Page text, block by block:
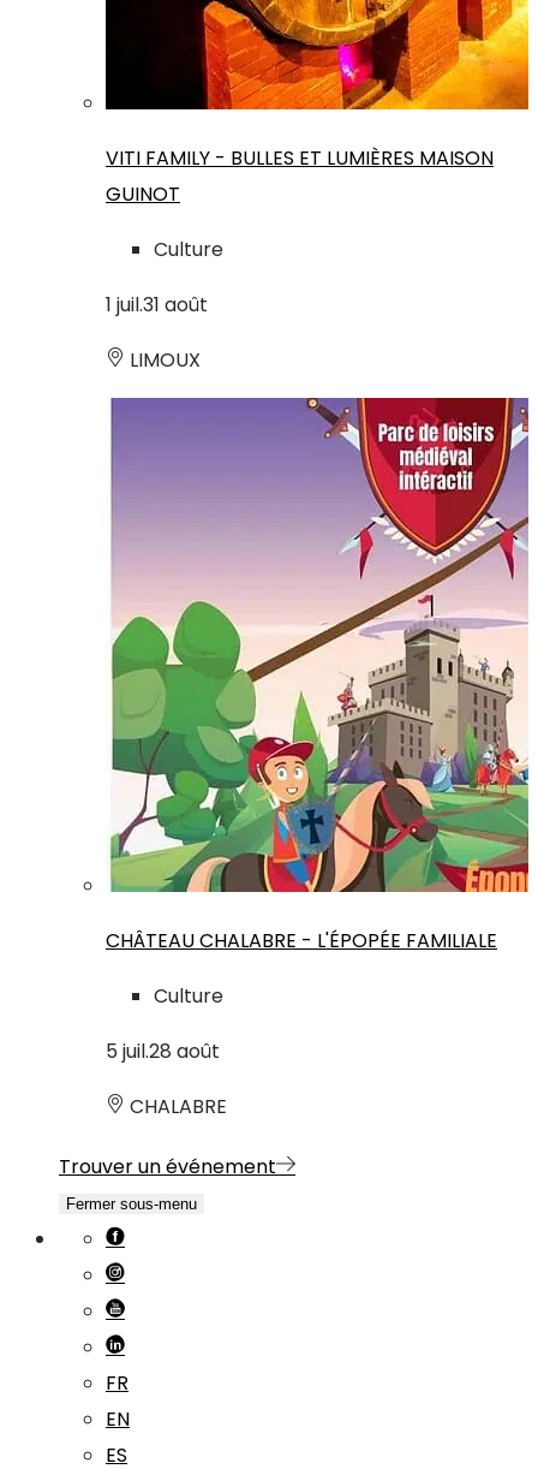
VITI FAMILY - BULLES ET LUMIÈRES MAISON
GUINOT
Culture
1 juil.31 août
LIMOUX
CHÂTEAU CHALABRE - L'ÉPOPÉE FAMILIALE
Culture
5 juil.28 août
CHALABRE
Trouver un événement
Fermer sous-menu
FR
EN
ES